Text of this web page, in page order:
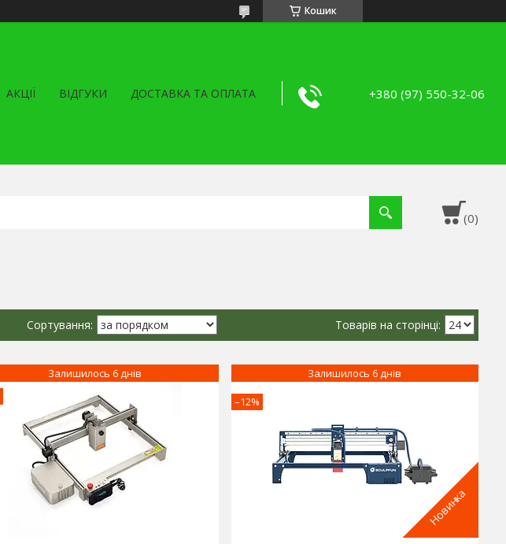
Кошик
АКЦІЇ ВІДГУКИ ДОСТАВКА ТА ОПЛАТА +380 (97) 550-32-06
Залишилось 6 днів
Новинка
–12%
Залишилось 6 днів